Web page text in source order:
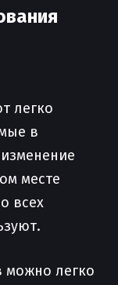
легко
в
месте
всех
можно легко